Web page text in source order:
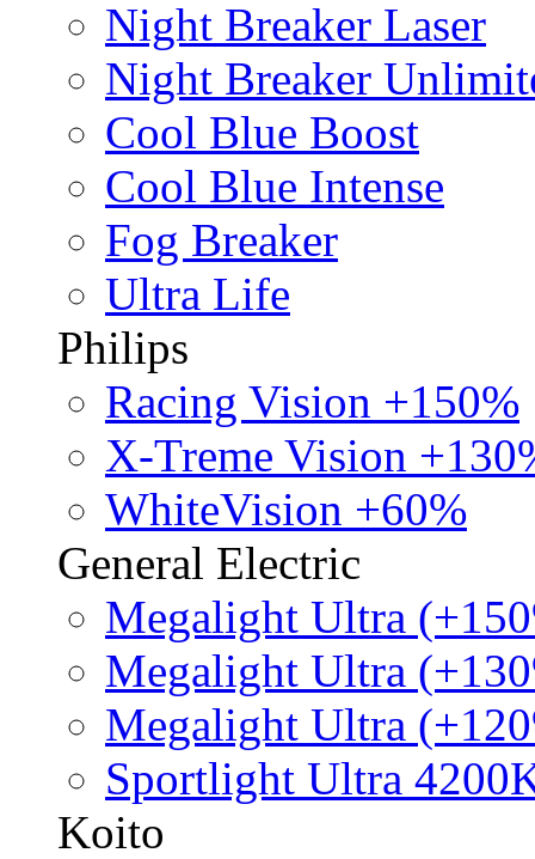
Night Breaker Laser
Night Breaker
Cool Blue Boost
Cool Blue Intense
Fog Breaker
Ultra Life
Philips
Racing Vision +150%
X-Treme Vision
WhiteVision +60%
General Electric
Megalight Ultra
Megalight Ultra
Megalight Ultra
Sportlight Ultra
Koito